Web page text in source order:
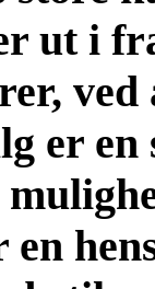
ut i
ved
er
en